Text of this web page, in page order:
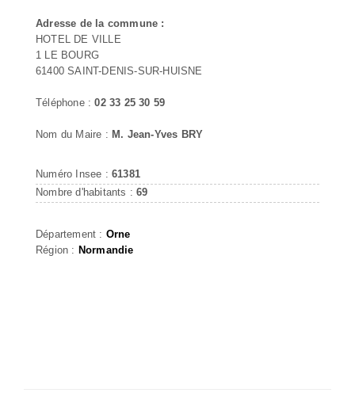
Adresse de la commune :
HOTEL DE VILLE
1 LE BOURG
61400 SAINT-DENIS-SUR-HUISNE
Téléphone :02 33 25 30 59
Nom du Maire : M. Jean-Yves BRY
Numéro Insee : 61381
Nombre d'habitants :69
Département : Orne
Région : Normandie